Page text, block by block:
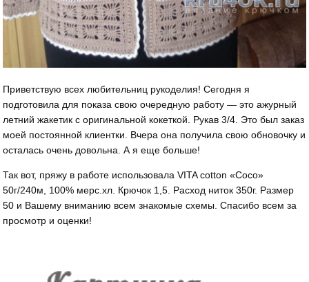
Приветствую всех любительниц рукоделия! Сегодня я
подготовила для показа свою очередную работу — это ажурный
летний жакетик с оригинальной кокеткой. Рукав 3/4. Это был заказ
моей постоянной клиентки. Вчера она получила свою обновочку и
осталась очень довольна. А я еще больше!
Так вот, пряжу в работе использовала VITA cotton «Coco»
50г/240м, 100% мерс.хл. Крючок 1,5. Расход ниток 350г. Размер
50 и Вашему вниманию всем знакомые схемы. Спасибо всем за
просмотр и оценки!